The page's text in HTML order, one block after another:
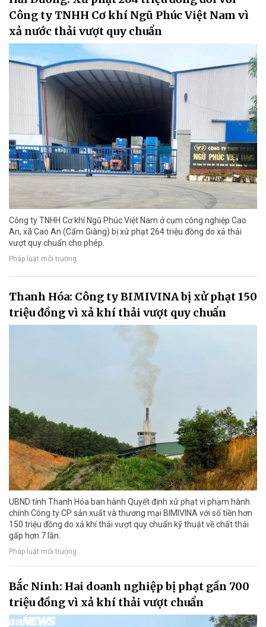
Công ty TNHH Cơ khí Ngũ Phúc Việt Nam vì
xả nước thải vượt quy chuẩn
Công ty TNHH Cơ khí Ngũ Phúc Việt Nam ở cụm công nghiệp Cao
An, xã Cao An (Cẩm Giàng) bị xử phạt 264 triệu đồng do xả thải
vượt quy chuẩn cho phép.
Pháp luật môi trường
Thanh Hóa: Công ty BIMIVINA bị xử phạt 150
triệu đồng vì xả khí thải vượt quy chuẩn
UBND tỉnh Thanh Hóa ban hành Quyết định xử phạt vi phạm hành
chính Công ty CP sản xuất và thương mại BIMIVINA với số tiền hơn
150 triệu đồng do xả khí thải vượt quy chuẩn kỹ thuật về chất thải
gấp hơn 7 lần.
Pháp luật môi trường
Bắc Ninh: Hai doanh nghiệp bị phạt gần 700
triệu đồng vì xả khí thải vượt chuẩn